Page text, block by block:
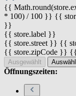
{{
* 100) / 100 }} {{
}}
{{ store.label }}
{{ store.street }} {{
{{ store.zipCode }}
Ausgewählt
Öffnungszeiten: